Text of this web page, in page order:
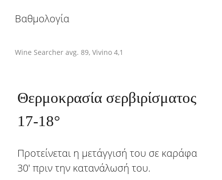
Βαθμολογία
Wine Searcher avg. 89, Vivino 4,1
Θερμοκρασία σερβιρίσματος
17-18°
Προτείνεται η μετάγγισή του σε καράφα
30' πριν την κατανάλωσή του.